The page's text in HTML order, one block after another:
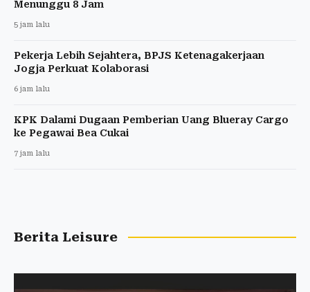
Menunggu 8 Jam
5 jam lalu
Pekerja Lebih Sejahtera, BPJS Ketenagakerjaan
Jogja Perkuat Kolaborasi
6 jam lalu
KPK Dalami Dugaan Pemberian Uang Blueray Cargo
ke Pegawai Bea Cukai
7 jam lalu
Berita Leisure